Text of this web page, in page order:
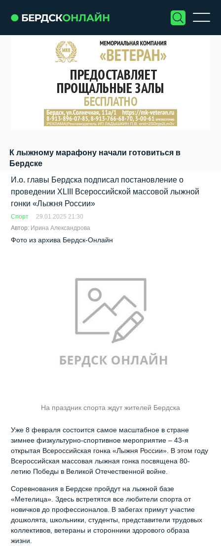
К лыжному марафону начали готовиться в
Бердске
И.о. главы Бердска подписал постановление о
проведении XLIII Всероссийской массовой лыжной
гонки «Лыжня России»
Спорт
29.01.2025 21:30
Автор: Ирина Александрова
Фото из архива Бердск-Онлайн
На праздник спорта ждут жителей Бердска
Уже 8 февраля состоится самое масштабное в стране
зимнее физкультурно-спортивное мероприятие – 43-я
открытая Всероссийская гонка «Лыжня России». В этом году
Всероссийская массовая лыжная гонка посвящена 80-
летию Победы в Великой Отечественной войне.
Соревнования в Бердске пройдут на лыжной базе
«Метелица». Здесь встретятся все любители спорта от
новичков до профессионалов. В забегах примут участие
дошколята, школьники, студенты, представители трудовых
коллективов, ветераны и сторонники здорового образа
жизни.